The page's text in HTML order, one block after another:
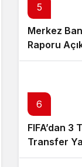
5
Merkez
Raporu
6
FIFA’dan 3
Transfer